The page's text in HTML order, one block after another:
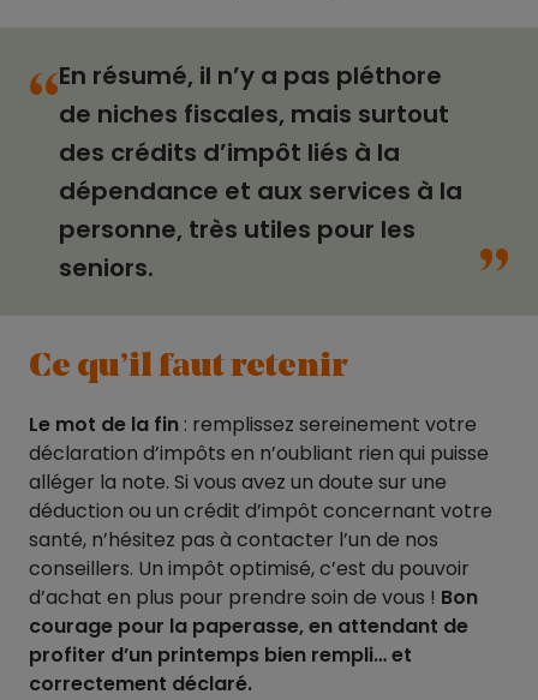
“En résumé, il n’y a pas pléthore
de niches fiscales, mais surtout
des crédits d’impôt liés à la
dépendance et aux services à la
personne, très utiles pour les
seniors.
“
Ce qu’il faut retenir
Le mot de la fin : remplissez sereinement votre
déclaration d’impôts en n’oubliant rien qui puisse
alléger la note. Si vous avez un doute sur une
déduction ou un crédit d’impôt concernant votre
santé, n’hésitez pas à contacter l’un de nos
conseillers. Un impôt optimisé, c’est du pouvoir
d’achat en plus pour prendre soin de vous ! Bon
courage pour la paperasse, en attendant de
profiter d’un printemps bien rempli… et
correctement déclaré.